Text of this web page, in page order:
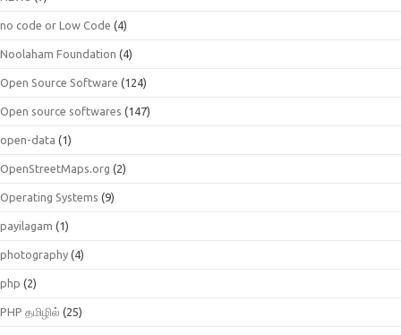
no code or Low Code (4)
Noolaham Foundation (4)
Open Source Software (124)
Open source softwares (147)
open-data (1)
OpenStreetMaps.org (2)
Operating Systems (9)
payilagam (1)
photography (4)
php (2)
PHP தமிழில் (25)